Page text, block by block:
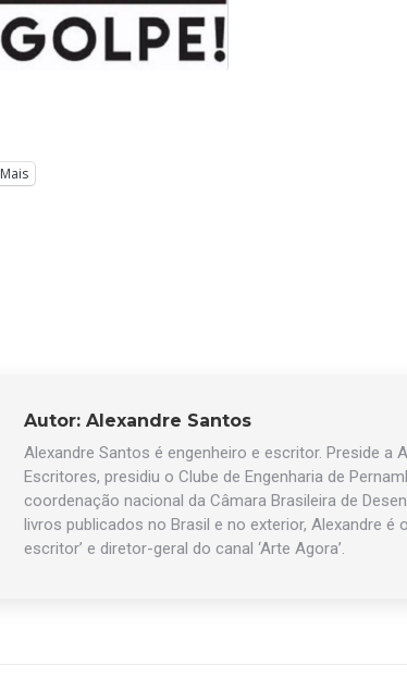
Mais
Autor: Alexandre Santos
Alexandre Santos é engenheiro e escritor. Preside a
Escritores, presidiu o Clube de Engenharia de
coordenação nacional da Câmara Brasileira de
livros publicados no Brasil e no exterior, Alexandre é
escritor’ e diretor-geral do canal ‘Arte Agora’.